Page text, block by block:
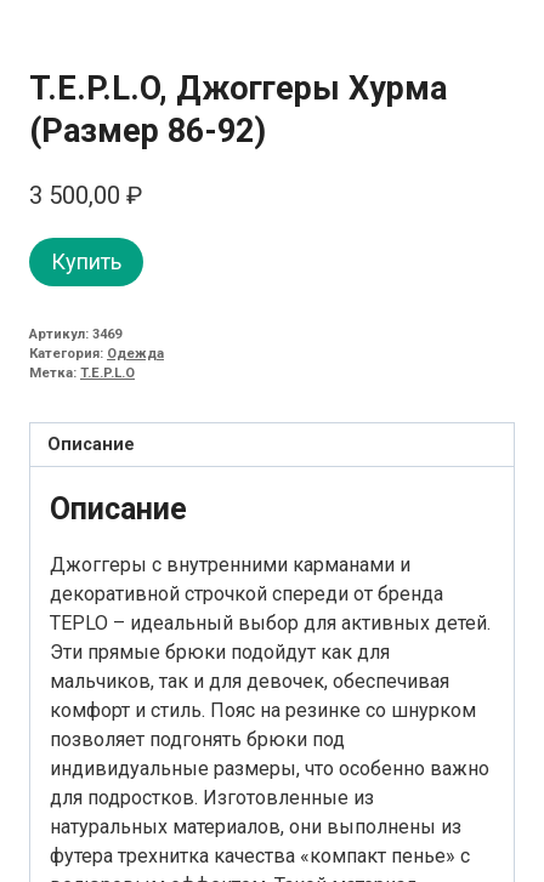
T.E.P.L.O, Джоггеры Хурма
(Размер 86-92)
3 500,00 ₽
Купить
Артикул: 3469
Категория: Одежда
Метка: T.E.P.L.O
Описание
Описание
Джоггеры с внутренними карманами и
декоративной строчкой спереди от бренда
TEPLO – идеальный выбор для активных детей.
Эти прямые брюки подойдут как для
мальчиков, так и для девочек, обеспечивая
комфорт и стиль. Пояс на резинке со шнурком
позволяет подгонять брюки под
индивидуальные размеры, что особенно важно
для подростков. Изготовленные из
натуральных материалов, они выполнены из
футера трехнитка качества «компакт пенье» с